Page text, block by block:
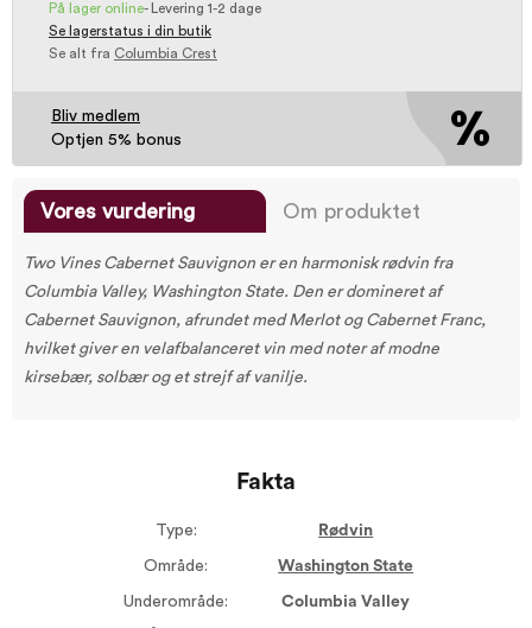
På lager online-
Levering 1-2 dage
Se lagerstatus i din butik
Se alt fra Columbia Crest
Bliv medlem
Optjen 5% bonus
Vores vurdering Om produktet
Two Vines Cabernet Sauvignon er en harmonisk rødvin fra
Columbia Valley, Washington State. Den er domineret af
Cabernet Sauvignon, afrundet med Merlot og Cabernet Franc,
hvilket giver en velafbalanceret vin med noter af modne
kirsebær, solbær og et strejf af vanilje.
Fakta
Type: Rødvin
Område: Washington State
Underområde: Columbia Valley